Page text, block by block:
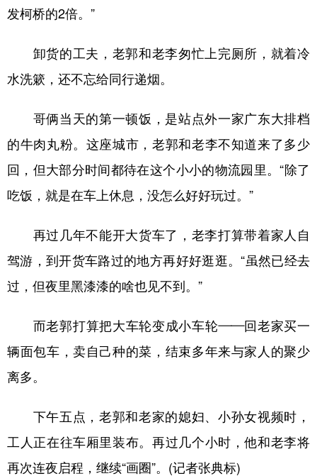
发柯桥的2倍。”
卸货的工夫，老郭和老李匆忙上完厕所，就着冷
水洗簌，还不忘给同行递烟。
哥俩当天的第一顿饭，是站点外一家广东大排档
的牛肉丸粉。这座城市，老郭和老李不知道来了多少
回，但大部分时间都待在这个小小的物流园里。“除了
吃饭，就是在车上休息，没怎么好好玩过。”
再过几年不能开大货车了，老李打算带着家人自
驾游，到开货车路过的地方再好好逛逛。“虽然已经去
过，但夜里黑漆漆的啥也见不到。”
而老郭打算把大车轮变成小车轮——回老家买一
辆面包车，卖自己种的菜，结束多年来与家人的聚少
离多。
下午五点，老郭和老家的媳妇、小孙女视频时，
工人正在往车厢里装布。再过几个小时，他和老李将
再次连夜启程，继续“画圈”。(记者张典标)